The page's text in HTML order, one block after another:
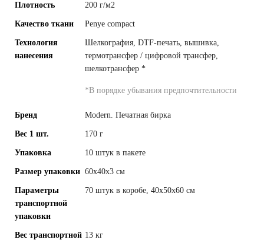
Плотность 200 г/м2
Качество ткани Penye compact
Технология
нанесения
Шелкография, DTF-печать, вышивка,
термотрансфер / цифровой трансфер,
шелкотрансфер *
*В порядке убывания предпочтительности
Бренд Modern. Печатная бирка
Вес 1 шт. 170 г
Упаковка 10 штук в пакете
Размер упаковки 60x40x3 см
Параметры
транспортной
упаковки
70 штук в коробе, 40x50x60 см
Вес транспортной 13 кг